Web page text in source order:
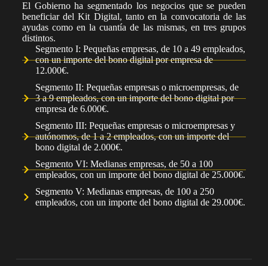
El Gobierno ha segmentado los negocios que se pueden
beneficiar del Kit Digital, tanto en la convocatoria de las
ayudas como en la cuantía de las mismas, en tres grupos
distintos.
Segmento I: Pequeñas empresas, de 10 a 49 empleados,
con un importe del bono digital por empresa de
12.000€.
Segmento II: Pequeñas empresas o microempresas, de
3 a 9 empleados, con un importe del bono digital por
empresa de 6.000€.
Segmento III: Pequeñas empresas o microempresas y
autónomos, de 1 a 2 empleados, con un importe del
bono digital de 2.000€.
Segmento VI: Medianas empresas, de 50 a 100
empleados, con un importe del bono digital de 25.000€.
Segmento V: Medianas empresas, de 100 a 250
empleados, con un importe del bono digital de 29.000€.